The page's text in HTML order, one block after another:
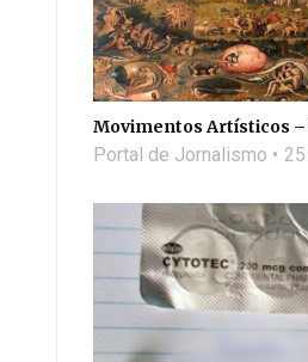
Movimentos Artísticos
Portal de Jornalismo